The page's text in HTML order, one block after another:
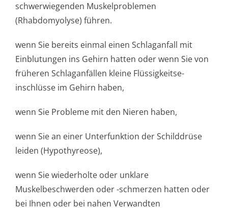
schwerwiegenden Muskelproblemen
(Rhabdomyolyse) führen.
wenn Sie bereits einmal einen Schlaganfall mit
Einblutungen ins Gehirn hatten oder wenn Sie von
früheren Schlaganfällen kleine Flüssigkeitse­
inschlüsse im Gehirn haben,
wenn Sie Probleme mit den Nieren haben,
wenn Sie an einer Unterfunktion der Schilddrüse
leiden (Hypothyreose),
wenn Sie wiederholte oder unklare
Muskelbeschwerden oder -schmerzen hatten oder
bei Ihnen oder bei nahen Verwandten